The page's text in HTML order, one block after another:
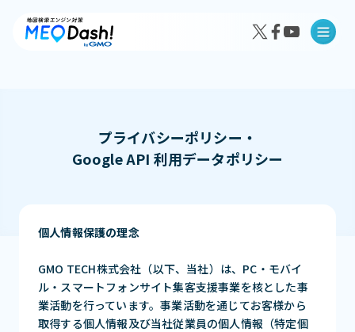
MEO Dash!の特徴
導入事例インタビュー
成果事例
プライバシーポリシー・
Google API 利用データポリシー
個人情報保護の理念
GMO TECH株式会社（以下、当社）は、PC・モバイ
ル・スマートフォンサイト集客支援事業を核とした事
業活動を行っています。事業活動を通じてお客様から
取得する個人情報及び当社従業員の個人情報（特定個